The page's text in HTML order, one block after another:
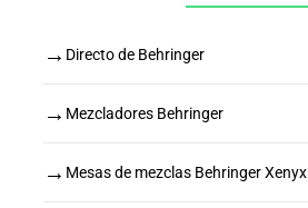
→ Directo de Behringer
→ Mezcladores Behringer
→ Mesas de mezclas Behringer Xenyx